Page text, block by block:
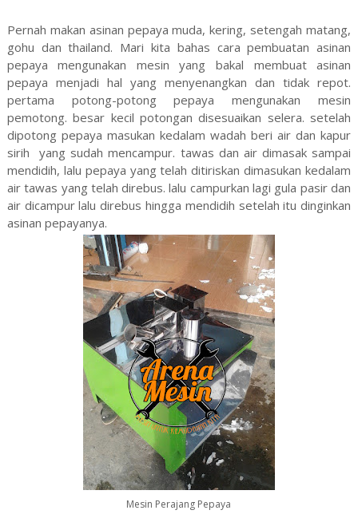
Pernah makan asinan pepaya muda, kering, setengah matang,
gohu dan thailand. Mari kita bahas cara pembuatan asinan
pepaya mengunakan mesin yang bakal membuat asinan
pepaya menjadi hal yang menyenangkan dan tidak repot.
pertama potong-potong pepaya mengunakan mesin
pemotong. besar kecil potongan disesuaikan selera. setelah
dipotong pepaya masukan kedalam wadah beri air dan kapur
sirih yang sudah mencampur. tawas dan air dimasak sampai
mendidih, lalu pepaya yang telah ditiriskan dimasukan kedalam
air tawas yang telah direbus. lalu campurkan lagi gula pasir dan
air dicampur lalu direbus hingga mendidih setelah itu dinginkan
asinan pepayanya.
Mesin Perajang Pepaya